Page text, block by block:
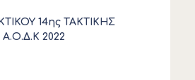
14ης ΤΑΚΤΙΚΗΣ
2022